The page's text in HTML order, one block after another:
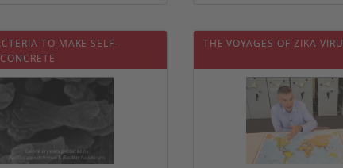
TO MAKE SELF-
THE VOYAGES OF ZIKA